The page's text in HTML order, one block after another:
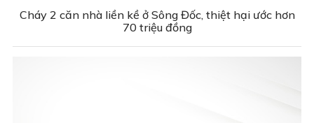
Cháy 2 căn nhà liền kề ở Sông Đốc, thiệt hại ước hơn
70 triệu đồng